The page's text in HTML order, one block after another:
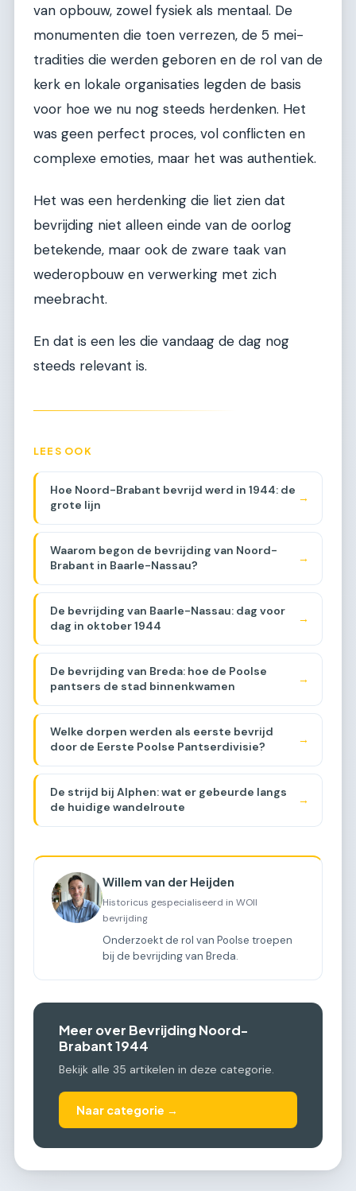
van opbouw, zowel fysiek als mentaal. De
monumenten die toen verrezen, de 5 mei-
tradities die werden geboren en de rol van de
kerk en lokale organisaties legden de basis
voor hoe we nu nog steeds herdenken. Het
was geen perfect proces, vol conflicten en
complexe emoties, maar het was authentiek.
Het was een herdenking die liet zien dat
bevrijding niet alleen einde van de oorlog
betekende, maar ook de zware taak van
wederopbouw en verwerking met zich
meebracht.
En dat is een les die vandaag de dag nog
steeds relevant is.
LEES OOK
Hoe Noord-Brabant bevrijd werd in 1944: de
grote lijn
→
Waarom begon de bevrijding van Noord-
Brabant in Baarle-Nassau?
→
De bevrijding van Baarle-Nassau: dag voor
dag in oktober 1944
→
De bevrijding van Breda: hoe de Poolse
pantsers de stad binnenkwamen
→
Welke dorpen werden als eerste bevrijd
door de Eerste Poolse Pantserdivisie?
→
De strijd bij Alphen: wat er gebeurde langs
de huidige wandelroute
→
Willem van der Heijden
Historicus gespecialiseerd in WOII
bevrijding
Onderzoekt de rol van Poolse troepen
bij de bevrijding van Breda.
Meer over Bevrijding Noord-
Brabant 1944
Bekijk alle 35 artikelen in deze categorie.
Naar categorie →